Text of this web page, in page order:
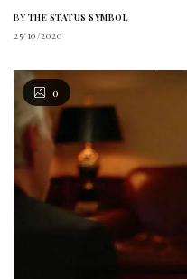
BY THE STATUS SYMBOL
25/10/2020
0